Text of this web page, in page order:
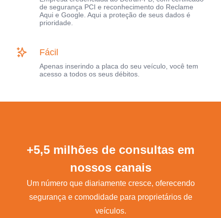
de segurança PCI e reconhecimento do Reclame
Aqui e Google. Aqui a proteção de seus dados é
prioridade.
Fácil
Apenas inserindo a placa do seu veículo, você tem
acesso a todos os seus débitos.
+5,5 milhões de consultas em
nossos canais
Um número que diariamente cresce, oferecendo
segurança e comodidade para proprietários de
veículos.